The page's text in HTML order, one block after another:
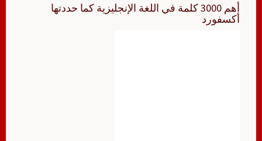
أهم 3000 كلمة في اللغة الإنجليزية كما حددتها
أكسفورد